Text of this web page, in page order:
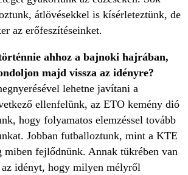
átlövésekkel is kísérleteztünk, de
az erőfeszítéseinket.
ahhoz a bajnoki hajrában,
majd vissza az idényre?
lehetne javítani a
ellenfelünk, az ETO kemény dió
hogy folyamatos elemzéssel tovább
Jobban futballoztunk, mint a KTE
miben fejlődnünk. Annak tükrében van
idényt, hogy milyen mélyről